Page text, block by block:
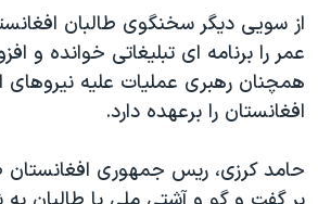
همایش محافظه‌کاران آمریکا «سی‌پک»
صفحه‌های ویژه
سفر پرزیدنت ترامپ به چین
از سویی دیگر سخنگوی طالبان
عمر را برنامه ای تبلیغاتی خوانده و
همچنان رهبری عملیات علیه
افغانستان را برعهده دارد.
حامد کرزی، ریس جمهوری